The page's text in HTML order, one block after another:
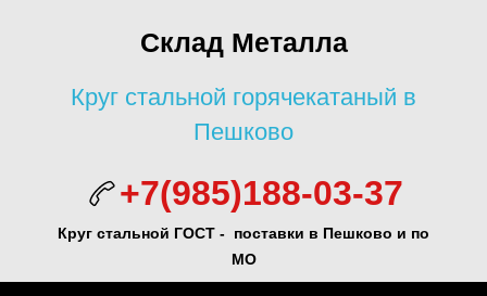
Склад Металла
Круг стальной горячекатаный в
Пешково
+7(985)188-03-37
Круг стальной ГОСТ - поставки в Пешково и по
МО